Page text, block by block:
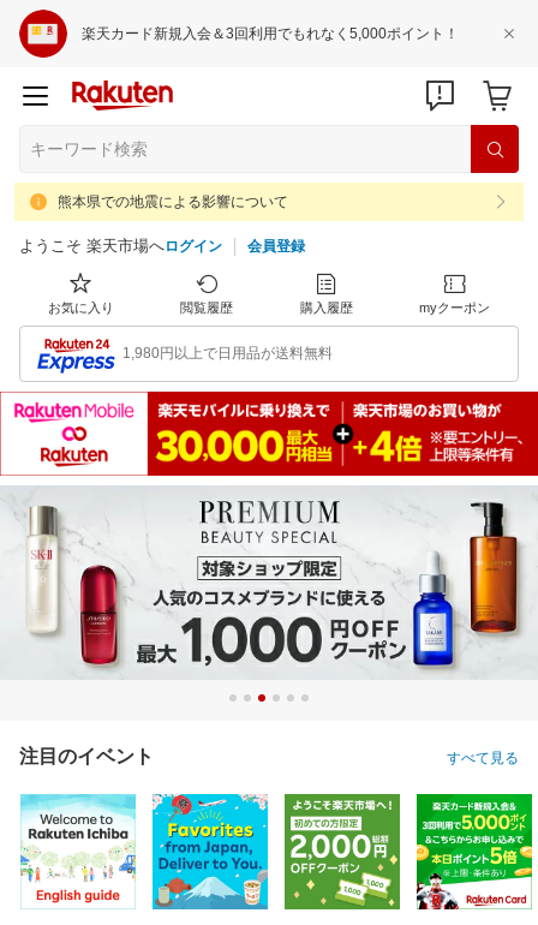
楽天カード新規入会＆3回利用でもれなく5,000ポイント！
熊本県での地震による影響について
ようこそ 楽天市場へログイン 会員登録
お気に入り 閲覧履歴 購入履歴 myクーポン
1,980円以上で日用品が送料無料
注目のイベント すべて見る